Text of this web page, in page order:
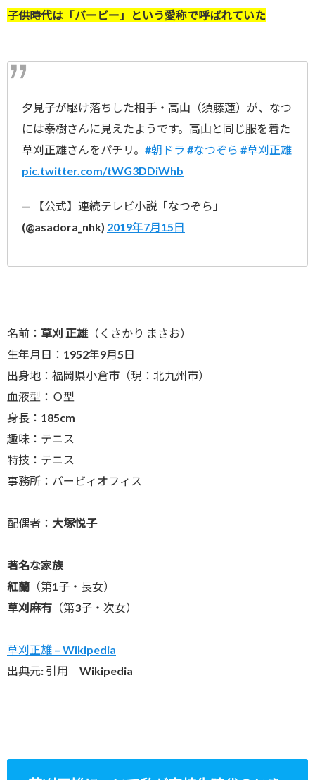
子供時代は「バービー」という愛称で呼ばれていた
夕見子が駆け落ちした相手・高山（須藤蓮）が、なつ
には泰樹さんに見えたようです。高山と同じ服を着た
草刈正雄さんをパチリ。 #朝ドラ #なつぞら #草刈正雄
pic.twitter.com/tWG3DDiWhb
— 【公式】連続テレビ小説「なつぞら」
(@asadora_nhk) 2019年7月15日
名前： 草刈 正雄 （くさかり まさお）
生年月日：1952年9月5日
出身地：福岡県小倉市（現：北九州市）
血液型：Ｏ型
身長：185cm
趣味：テニス
特技：テニス
事務所：バービィオフィス
配偶者： 大塚悦子
著名な家族
紅蘭 （第1子・長女）
草刈麻有 （第3子・次女）
草刈正雄 – Wikipedia
出典元: 引用 Wikipedia